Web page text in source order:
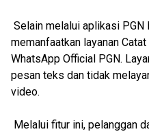
Selain melalui aplikasi PGN
memanfaatkan layanan
WhatsApp Official PGN.
pesan teks dan tidak
video.
Melalui fitur ini, pelanggan